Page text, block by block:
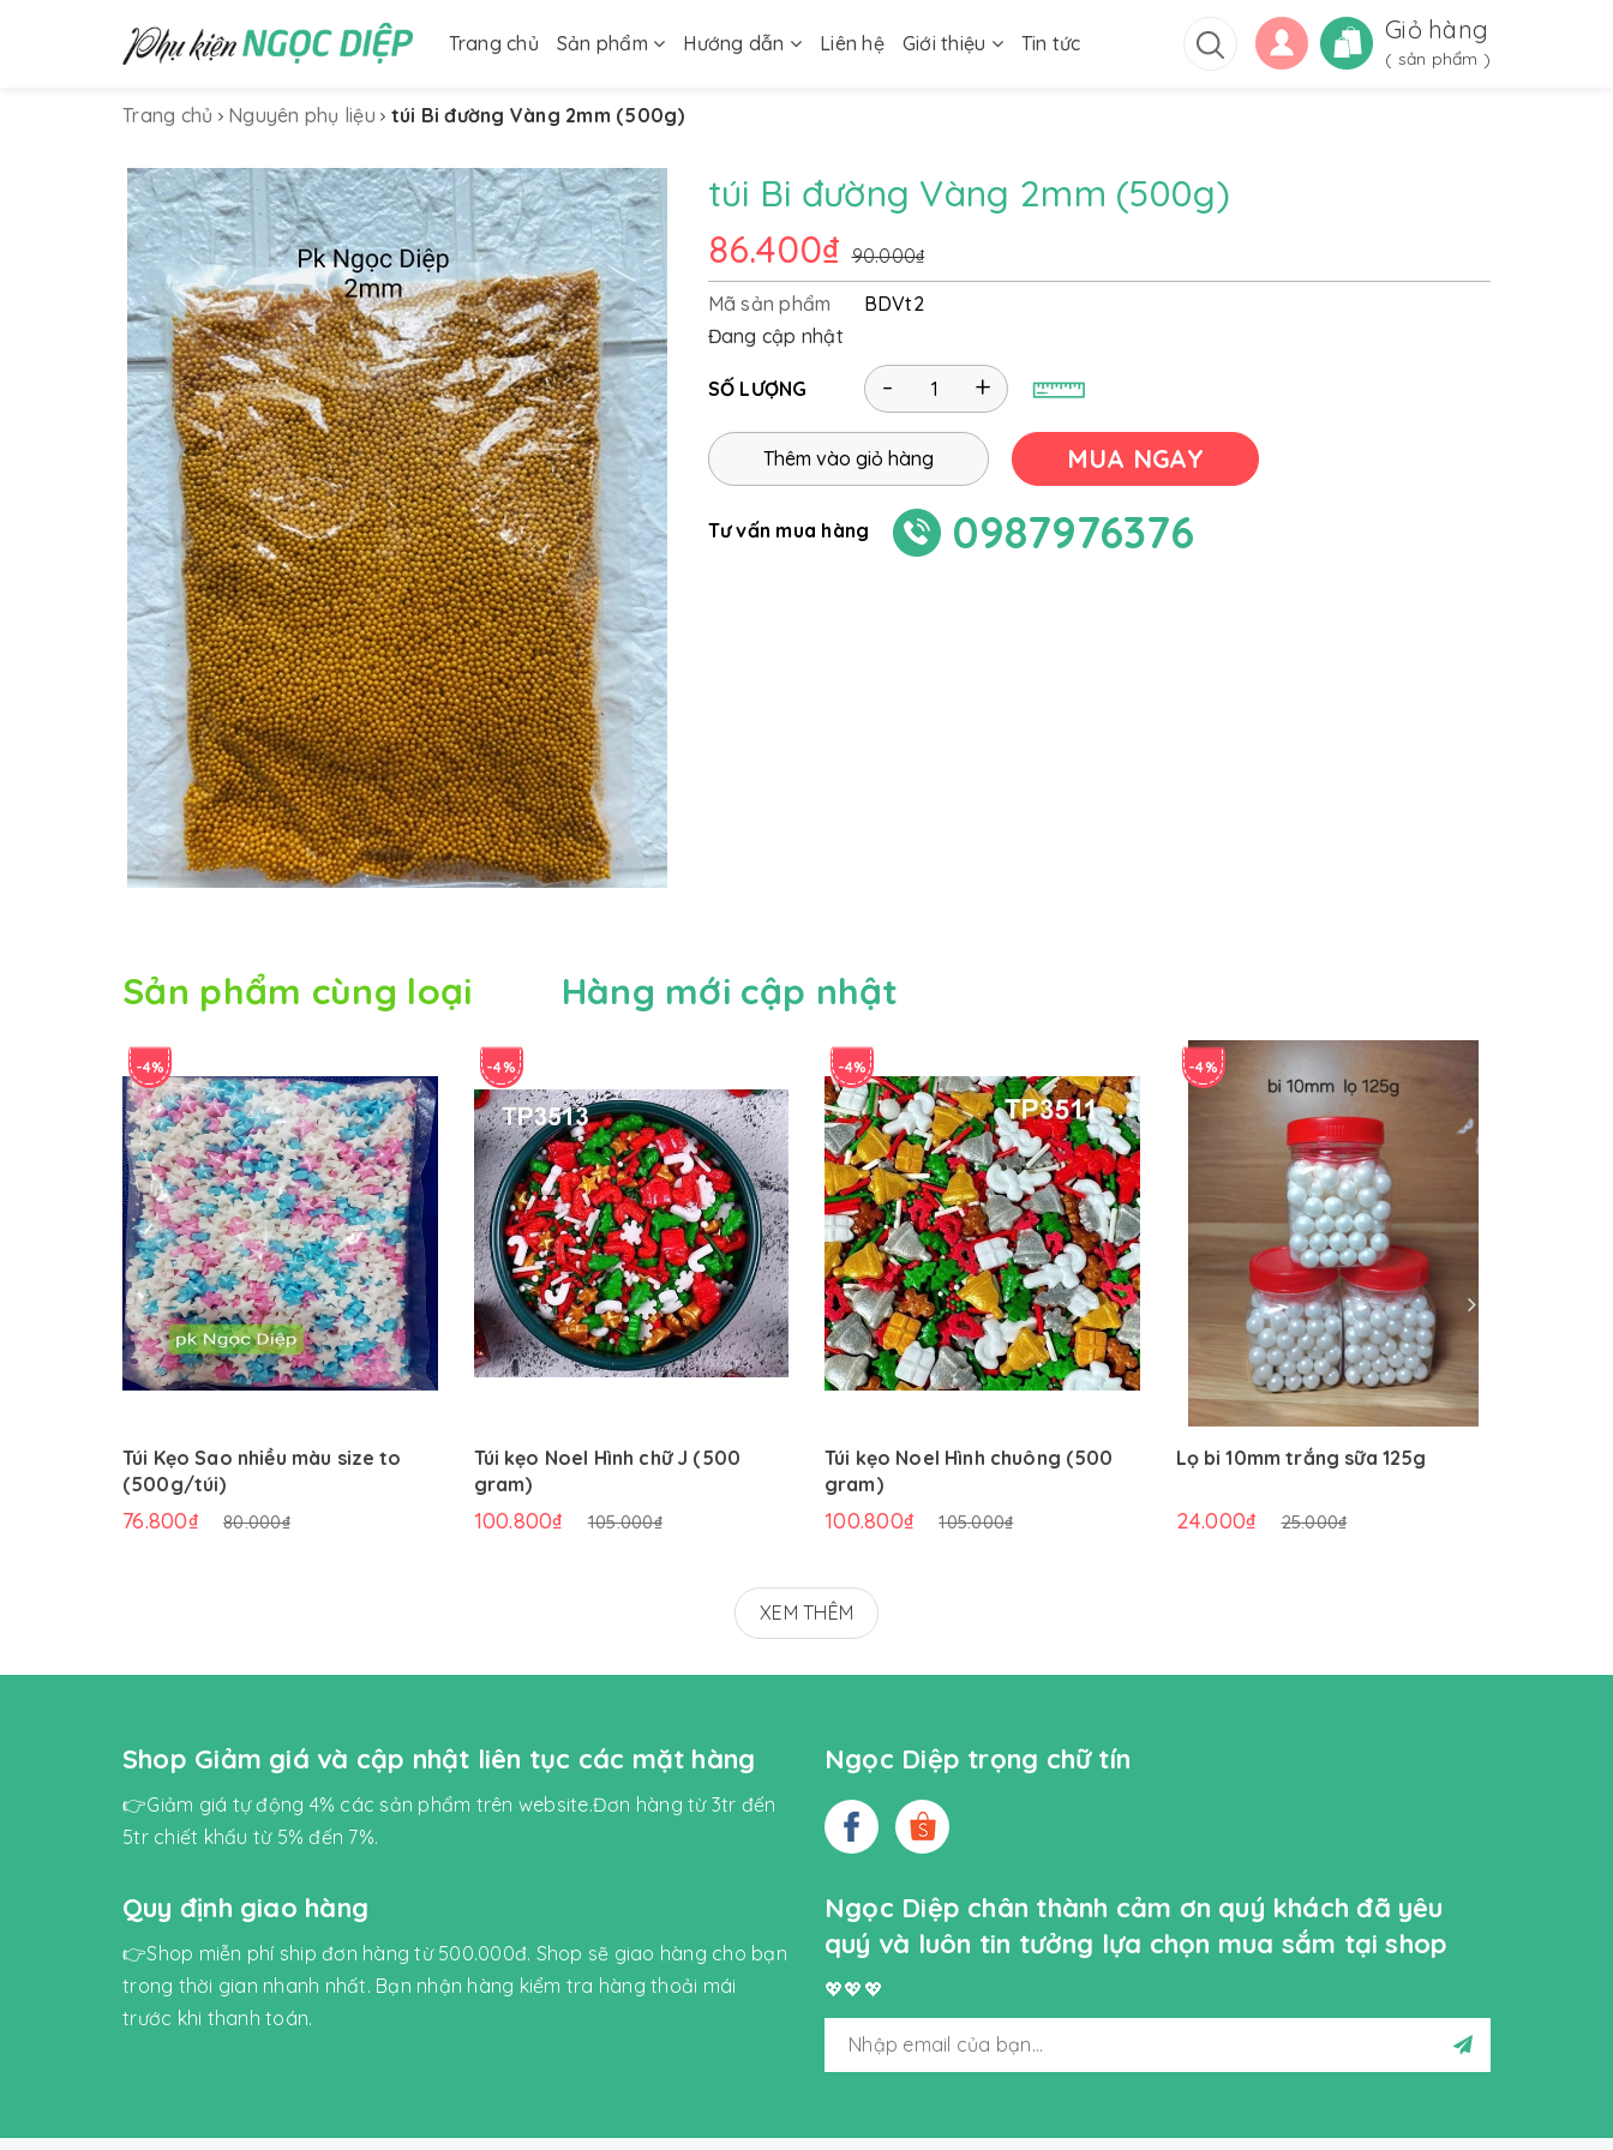
Trang chủ Sản phẩm Hướng dẫn Liên hệ Giới thiệu Tin tức Giỏ hàng
( sản phẩm )
Trang chủ Nguyên phụ liệu túi Bi đường Vàng 2mm (500g)
túi Bi đường Vàng 2mm (500g)
86.400₫ 90.000₫
Mã sản phẩm
BDVt2
Đang cập nhật
SỐ LƯỢNG +
-
Thêm vào giỏ hàng MUA NGAY
Tư vấn mua hàng 0987976376
Sản phẩm cùng loại Hàng mới cập nhật
-4%
Túi Kẹo Sao nhiều màu size to
(500g/túi)
76.800₫ 80.000₫
-4%
Túi kẹo Noel Hình chữ J (500
gram)
100.800₫ 105.000₫
-4%
Túi kẹo Noel Hình chuông (500
gram)
100.800₫ 105.000₫
-4%
Lọ bi 10mm trắng sữa 125g
24.000₫ 25.000₫
XEM THÊM
Shop Giảm giá và cập nhật liên tục các mặt hàng
👉Giảm giá tự động 4% các sản phẩm trên website.Đơn hàng từ 3tr đến
5tr chiết khấu từ 5% đến 7%.
Quy định giao hàng
👉Shop miễn phí ship đơn hàng từ 500.000đ. Shop sẽ giao hàng cho bạn
trong thời gian nhanh nhất. Bạn nhận hàng kiểm tra hàng thoải mái
trước khi thanh toán.
Ngọc Diệp trọng chữ tín
Ngọc Diệp chân thành cảm ơn quý khách đã yêu
quý và luôn tin tưởng lựa chọn mua sắm tại shop
💖💖💖